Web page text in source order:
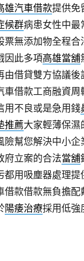
雄汽車借款提供免
候群病患女性中最
票無添加物全程合
因此多項高雄當舖
由借貸雙方協議
車借款工商融資周
用不良或是急用錢
推薦大家輕薄保濕
險幫您解決中小企
府立案的合法當舖
都用吸塵器處理提
借款借款無負擔配
陽痿治療採用低強